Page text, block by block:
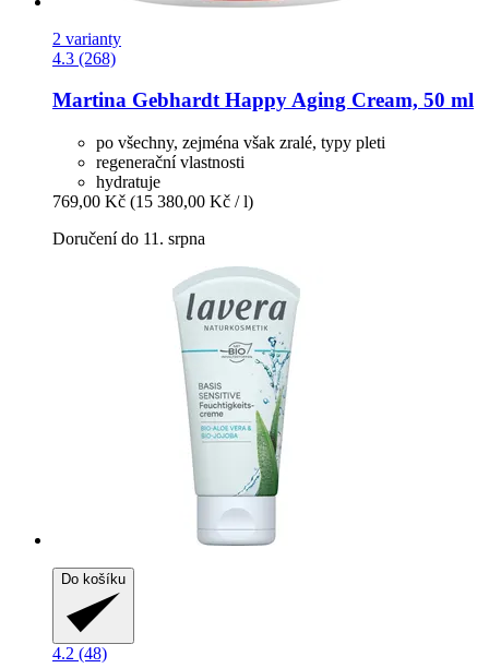
2 varianty
4.3 (268)
Martina GebhardtHappy Aging Cream, 50 ml
po všechny, zejména však zralé, typy pleti
regenerační vlastnosti
hydratuje
769,00 Kč (15 380,00 Kč / l)
Doručení do 11. srpna
Do košíku
4.2 (48)